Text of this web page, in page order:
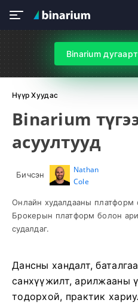
Binarium
Нүүр Хуудас
Binarium
асуултууд
Бичсэн
Nathan
Cole
Онлайн худалдааны платформ
Брокерын платформ болон
судалдаг.
Дансны хандалт,
санхүүжилт, арилжааны
тодорхой, практик